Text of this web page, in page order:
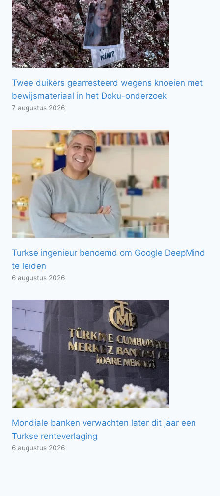
Twee duikers gearresteerd wegens knoeien met
bewijsmateriaal in het Doku-onderzoek
7 augustus 2026
Turkse ingenieur benoemd om Google DeepMind
te leiden
6 augustus 2026
Mondiale banken verwachten later dit jaar een
Turkse renteverlaging
6 augustus 2026